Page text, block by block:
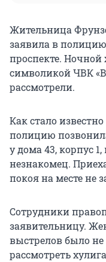
Жительница
заявила в
проспекте. Ночной
символикой ЧВК
рассмотрели.
Как стало
полицию
у дома 43, корпус
незнакомец.
покоя на месте не
Сотрудники
заявительницу.
выстрелов было не
рассмотреть